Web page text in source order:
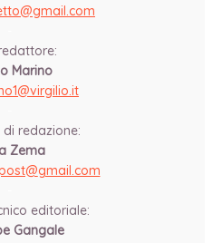
Marino
redazione:
Zema
gmail.com
editoriale:
Gangale